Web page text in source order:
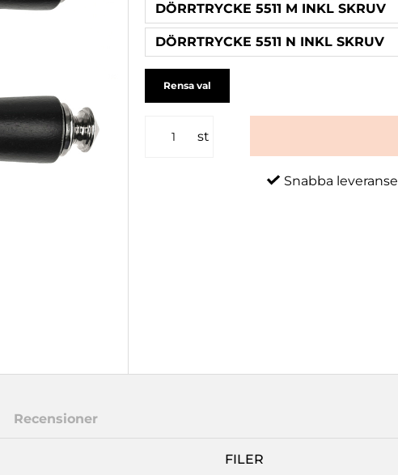
DÖRRTRYCKE 5511 M INKL SKRUV
DÖRRTRYCKE 5511 N INKL SKRUV
Rensa val
st
Snabba
Recensioner
FILER